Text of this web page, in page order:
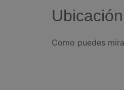
Ubicación
Como puedes